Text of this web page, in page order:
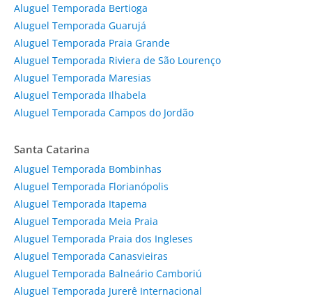
Aluguel Temporada Bertioga
Aluguel Temporada Guarujá
Aluguel Temporada Praia Grande
Aluguel Temporada Riviera de São Lourenço
Aluguel Temporada Maresias
Aluguel Temporada Ilhabela
Aluguel Temporada Campos do Jordão
Santa Catarina
Aluguel Temporada Bombinhas
Aluguel Temporada Florianópolis
Aluguel Temporada Itapema
Aluguel Temporada Meia Praia
Aluguel Temporada Praia dos Ingleses
Aluguel Temporada Canasvieiras
Aluguel Temporada Balneário Camboriú
Aluguel Temporada Jurerê Internacional